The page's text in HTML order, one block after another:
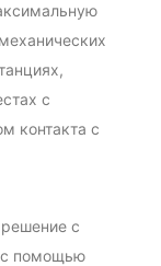
с
контакта с
с
с помощью